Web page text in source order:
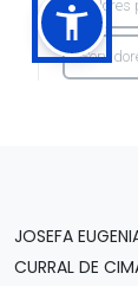
JOSEFA
CURRAL DE